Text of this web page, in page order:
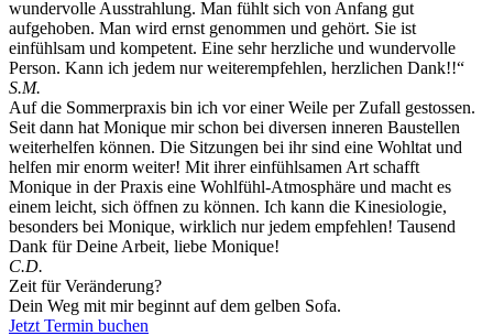
wundervolle Ausstrahlung. Man fühlt sich von Anfang gut
aufgehoben. Man wird ernst genommen und gehört. Sie ist
einfühlsam und kompetent. Eine sehr herzliche und wundervolle
Person. Kann ich jedem nur weiterempfehlen, herzlichen Dank!!“
S.M.
Auf die Sommerpraxis bin ich vor einer Weile per Zufall gestossen.
Seit dann hat Monique mir schon bei diversen inneren Baustellen
weiterhelfen können. Die Sitzungen bei ihr sind eine Wohltat und
helfen mir enorm weiter! Mit ihrer einfühlsamen Art schafft
Monique in der Praxis eine Wohlfühl-Atmosphäre und macht es
einem leicht, sich öffnen zu können. Ich kann die Kinesiologie,
besonders bei Monique, wirklich nur jedem empfehlen! Tausend
Dank für Deine Arbeit, liebe Monique!
C.D.
Zeit für Veränderung?
Dein Weg mit mir beginnt auf dem gelben Sofa.
Jetzt Termin buchen